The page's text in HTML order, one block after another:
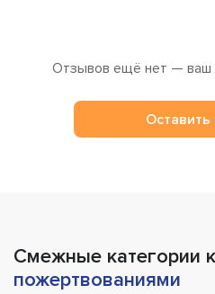
Отзывов ещё нет — ваш
Смежные категории к
пожертвованиями